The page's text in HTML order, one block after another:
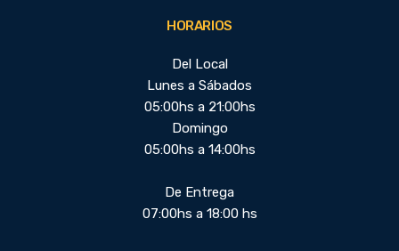
HORARIOS
Del Local
Lunes a Sábados
05:00hs a 21:00hs
Domingo
05:00hs a 14:00hs
De Entrega
07:00hs a 18:00 hs